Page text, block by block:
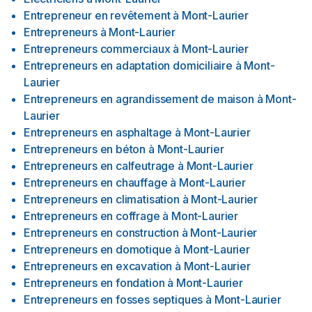
Entrepreneur en revêtement à Mont-Laurier
Entrepreneurs à Mont-Laurier
Entrepreneurs commerciaux à Mont-Laurier
Entrepreneurs en adaptation domiciliaire à Mont-
Laurier
Entrepreneurs en agrandissement de maison à Mont-
Laurier
Entrepreneurs en asphaltage à Mont-Laurier
Entrepreneurs en béton à Mont-Laurier
Entrepreneurs en calfeutrage à Mont-Laurier
Entrepreneurs en chauffage à Mont-Laurier
Entrepreneurs en climatisation à Mont-Laurier
Entrepreneurs en coffrage à Mont-Laurier
Entrepreneurs en construction à Mont-Laurier
Entrepreneurs en domotique à Mont-Laurier
Entrepreneurs en excavation à Mont-Laurier
Entrepreneurs en fondation à Mont-Laurier
Entrepreneurs en fosses septiques à Mont-Laurier